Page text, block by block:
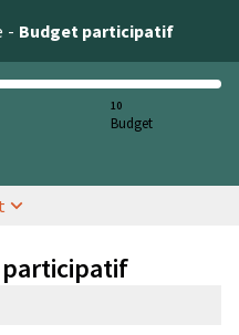
- Budget participatif
10
Budget